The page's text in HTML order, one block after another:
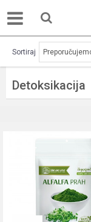
Detoksikacija
Sortiraj